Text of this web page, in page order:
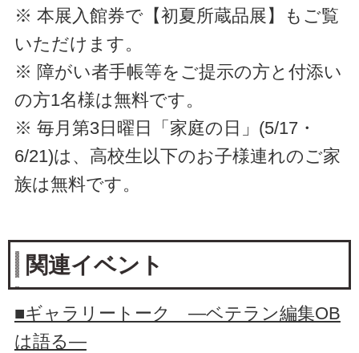
※ 本展入館券で【初夏所蔵品展】もご覧
いただけます。
※ 障がい者手帳等をご提示の方と付添い
の方1名様は無料です。
※ 毎月第3日曜日「家庭の日」(5/17・
6/21)は、高校生以下のお子様連れのご家
族は無料です。
関連イベント
■ギャラリートーク ―ベテラン編集OB
は語る―